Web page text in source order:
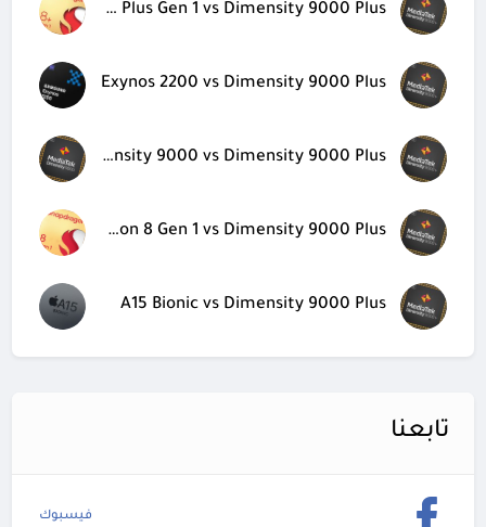
Snapdragon 8 Plus Gen 1 vs Dimensity 9000 Plus
Exynos 2200 vs Dimensity 9000 Plus
Dimensity 9000 vs Dimensity 9000 Plus
Snapdragon 8 Gen 1 vs Dimensity 9000 Plus
A15 Bionic vs Dimensity 9000 Plus
تابعنا
فيسبوك